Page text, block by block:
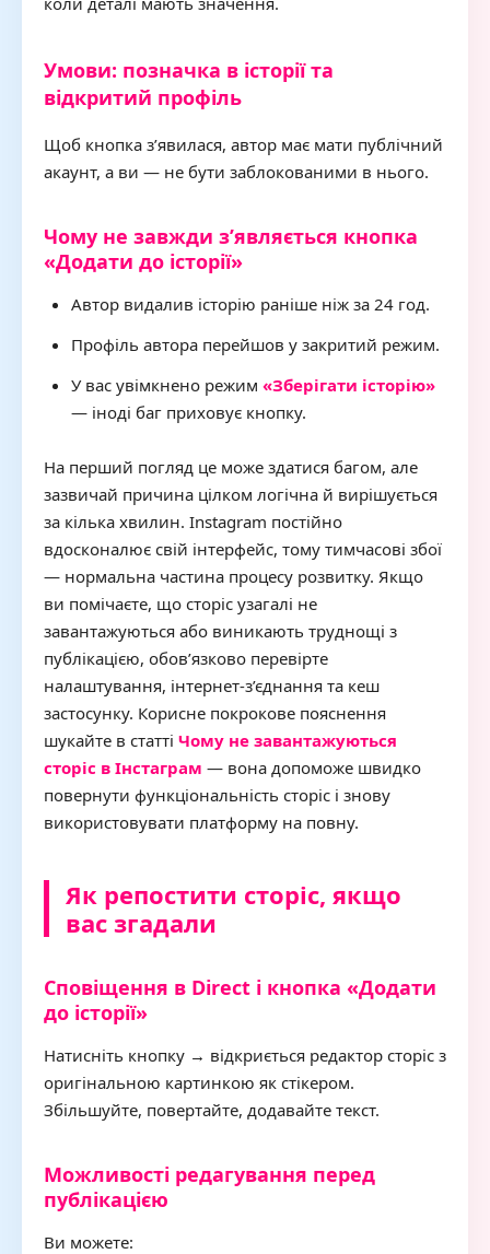
Умови: позначка в історії та
відкритий профіль
Щоб кнопка з’явилася, автор має мати публічний
акаунт, а ви — не бути заблокованими в нього.
Чому не завжди з’являється кнопка
«Додати до історії»
Автор видалив історію раніше ніж за 24 год.
Профіль автора перейшов у закритий режим.
У вас увімкнено режим «Зберігати історію»
— іноді баг приховує кнопку.
На перший погляд це може здатися багом, але
зазвичай причина цілком логічна й вирішується
за кілька хвилин. Instagram постійно
вдосконалює свій інтерфейс, тому тимчасові збої
— нормальна частина процесу розвитку. Якщо
ви помічаєте, що сторіс узагалі не
завантажуються або виникають труднощі з
публікацією, обов’язково перевірте
налаштування, інтернет-з’єднання та кеш
застосунку. Корисне покрокове пояснення
шукайте в статті Чому не завантажуються
сторіс в Інстаграм — вона допоможе швидко
повернути функціональність сторіс і знову
використовувати платформу на повну.
Як репостити сторіс, якщо
вас згадали
Сповіщення в Direct і кнопка «Додати
до історії»
Натисніть кнопку → відкриється редактор сторіс з
оригінальною картинкою як стікером.
Збільшуйте, повертайте, додавайте текст.
Можливості редагування перед
публікацією
Ви можете: